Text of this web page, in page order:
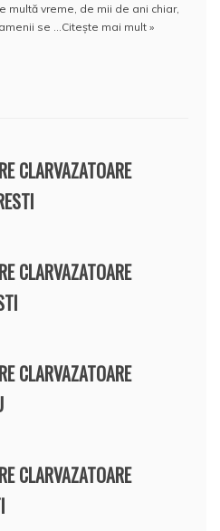
multă vreme, de mii de ani chiar,
se … Citește mai mult »
CLARVAZATOARE
CLARVAZATOARE
CLARVAZATOARE
CLARVAZATOARE